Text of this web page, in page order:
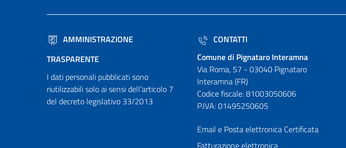
AMMINISTRAZIONE
TRASPARENTE
I dati personali pubblicati sono
riutilizzabili solo ai sensi dell'articolo 7
del decreto legislativo 33/2013
CONTATTI
Comune di Pignataro Interamna
Via Roma, 57 - 03040 Pignataro
Interamna (FR)
Codice fiscale: 81003050606
P.IVA: 01495250605
Email e Posta elettronica Certificata